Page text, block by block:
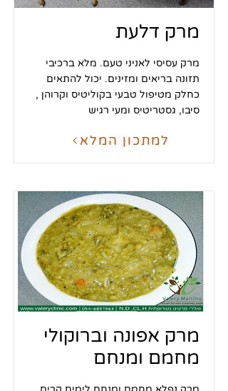
מרק דלעת
מרק עסיסי לאניני טעם. מלא ברכיבי
תזונה בריאים ומזינים. יכול להתאים
כחלק מטיפול טבעי בקוליטיס וקרוהן ,
סיבו, גסטריטיס ומעי רגיש
למתכון המלא
מרק אפונה וברוקולי
מחמם ומנחם